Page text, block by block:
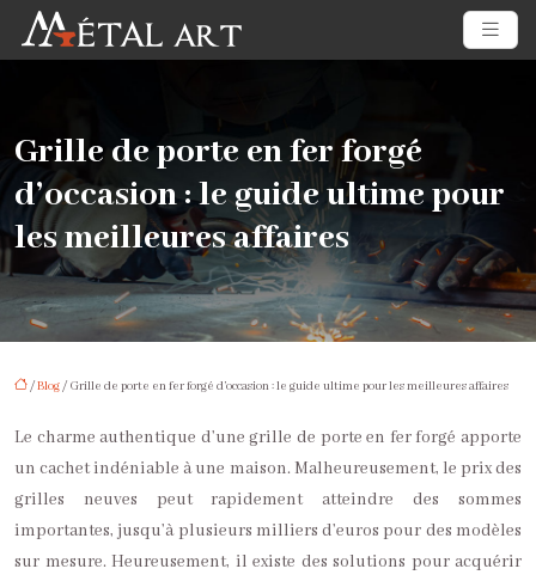
Grille de porte en fer forgé
d’occasion : le guide ultime pour
les meilleures affaires
/Blog/ Grille de porte en fer forgé d’occasion : le guide ultime pour les meilleures affaires
Le charme authentique d’une grille de porte en fer forgé apporte
un cachet indéniable à une maison. Malheureusement, le prix des
grilles neuves peut rapidement atteindre des sommes
importantes, jusqu’à plusieurs milliers d’euros pour des modèles
sur mesure. Heureusement, il existe des solutions pour acquérir